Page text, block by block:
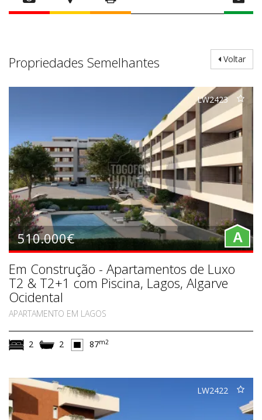
Voltar
Propriedades Semelhantes
LW2423
510.000€ A
Em Construção - Apartamentos de Luxo
T2 & T2+1 com Piscina, Lagos, Algarve
Ocidental
APARTAMENTO EM LAGOS
2 2 87m2
LW2422